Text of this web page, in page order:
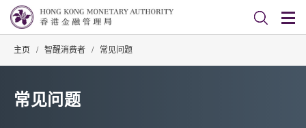
主页 / 智醒消费者 / 常见问题
常见问题